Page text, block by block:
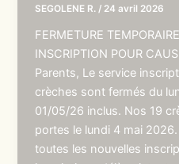
SEGOLENE R. / 24 avril 2026
FERMETURE
INSCRIPTION POUR
Parents, Le service
crèches sont fermés du
01/05/26 inclus. Nos 19
portes le lundi 4 mai
toutes les nouvelles